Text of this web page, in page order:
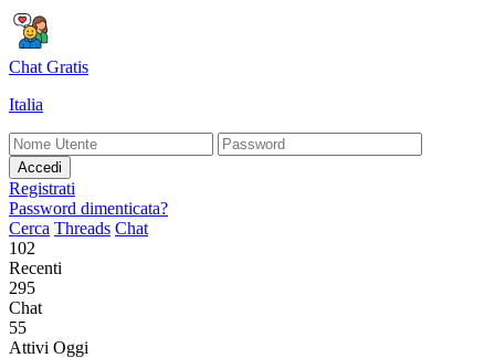
Chat Gratis
Italia
Accedi
Registrati
Password dimenticata?
Cerca Threads Chat
102
Recenti
295
Chat
55
Attivi Oggi